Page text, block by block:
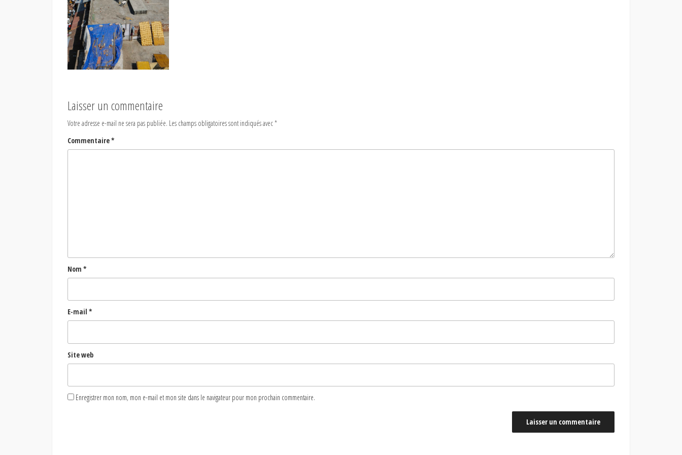
Laisser un commentaire
Votre adresse e-mail ne sera pas publiée. Les champs obligatoires sont indiqués avec*
Commentaire*
Nom *
E-mail *
Site web
Enregistrer mon nom, mon e-mail et mon site dans le navigateur pour mon prochain commentaire.